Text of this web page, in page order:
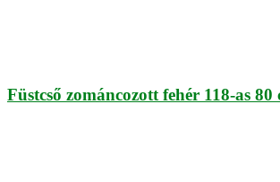
Füstcső zománcozott fehér 118-as 80